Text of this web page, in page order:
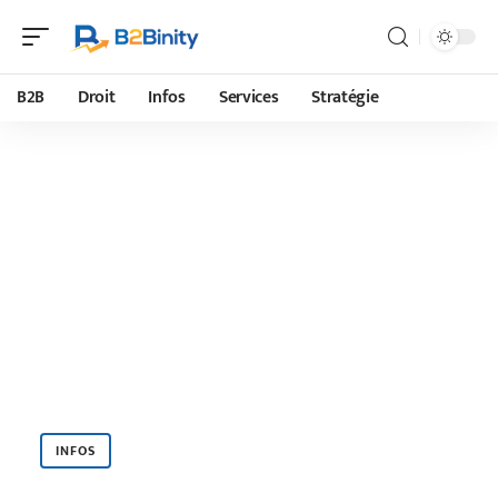
B2B Droit Infos Services Stratégie
INFOS